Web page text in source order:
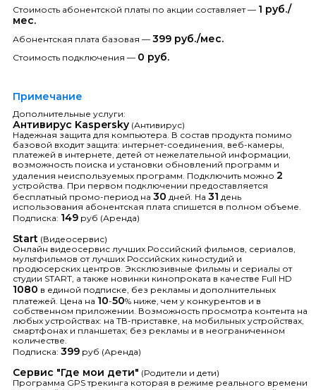
Стоимость абонентской платы по акции составляет — 1 руб./
мес.
Абонентская плата базовая — 399 руб./мес.
Стоимость подключения — 0 руб.
Примечание
Дополнительные услуги:
Антивирус Kaspersky (Антивирус)
Надежная защита для компьютера. В состав продукта помимо
базовой входит защита: интернет-соединения, веб-камеры,
платежей в интернете, детей от нежелательной информации,
возможность поиска и установки обновлений программ и
удаления неиспользуемых программ. Подключить можно 2
устройства. При первом подключении предоставляется
бесплатный промо-период на 30 дней. На 31 день
использования абонентская плата спишется в полном объеме.
Подписка: 149 руб (Аренда)
Start (Видеосервис)
Онлайн видеосервис лучших Российский фильмов, сериалов,
мультфильмов от лучших Российских киностудий и
продюсерских центров. Эксклюзивные фильмы и сериалы от
студии START, а также новинки кинопроката в качестве Full HD
1080 в единой подписке, без рекламы и дополнительных
платежей. Цена на 10-50% ниже, чем у конкурентов и в
собственном приложении. Возможность просмотра контента на
любых устройствах: на ТВ-приставке, на мобильных устройствах,
смартфонах и планшетах; без рекламы и в неограниченном
количестве.
Подписка: 399 руб (Аренда)
Сервис "Где мои дети" (Родители и дети)
Программа GPS трекинга которая в режиме реального времени